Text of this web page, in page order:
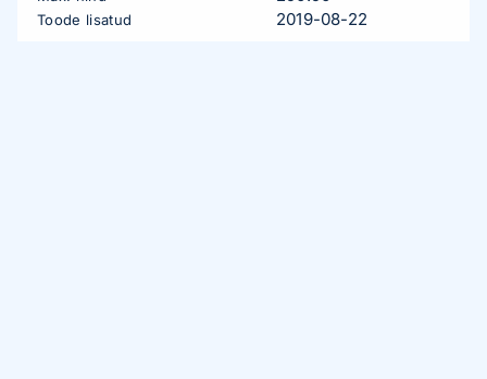
Toode lisatud 2019-08-22